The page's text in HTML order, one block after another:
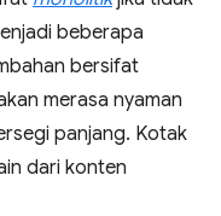
beberapa
bersifat
merasa nyaman
panjang. Kotak
dari konten